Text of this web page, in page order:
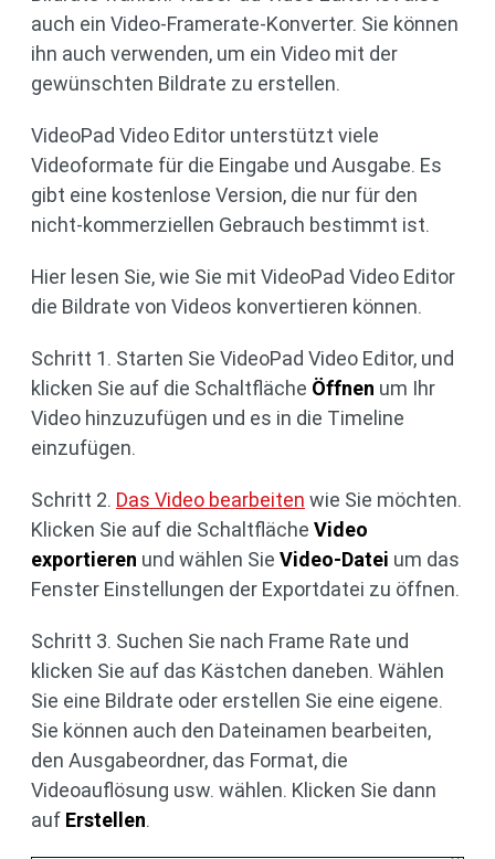
auch ein Video-Framerate-Konverter. Sie können
ihn auch verwenden, um ein Video mit der
gewünschten Bildrate zu erstellen.
VideoPad Video Editor unterstützt viele
Videoformate für die Eingabe und Ausgabe. Es
gibt eine kostenlose Version, die nur für den
nicht-kommerziellen Gebrauch bestimmt ist.
Hier lesen Sie, wie Sie mit VideoPad Video Editor
die Bildrate von Videos konvertieren können.
Schritt 1. Starten Sie VideoPad Video Editor, und
klicken Sie auf die Schaltfläche Öffnen um Ihr
Video hinzuzufügen und es in die Timeline
einzufügen.
Schritt 2. Das Video bearbeiten wie Sie möchten.
Klicken Sie auf die Schaltfläche Video
exportieren und wählen Sie Video-Datei um das
Fenster Einstellungen der Exportdatei zu öffnen.
Schritt 3. Suchen Sie nach Frame Rate und
klicken Sie auf das Kästchen daneben. Wählen
Sie eine Bildrate oder erstellen Sie eine eigene.
Sie können auch den Dateinamen bearbeiten,
den Ausgabeordner, das Format, die
Videoauflösung usw. wählen. Klicken Sie dann
auf Erstellen.